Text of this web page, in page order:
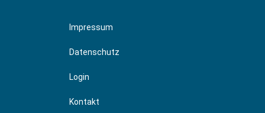
Impressum
Datenschutz
Login
Kontakt